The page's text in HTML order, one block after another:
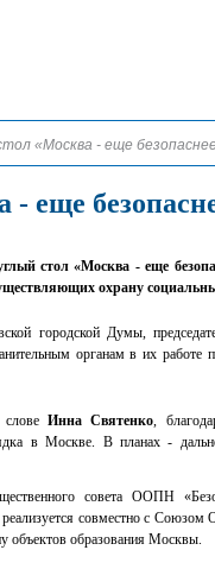
«Москва - еще
- еще
стол «Москва - еще
охрану
городской Думы,
органам в их работе
Инна Святенко,
в Москве. В планах -
совета ООПН
реализуется совместно с
объектов образования Москвы.